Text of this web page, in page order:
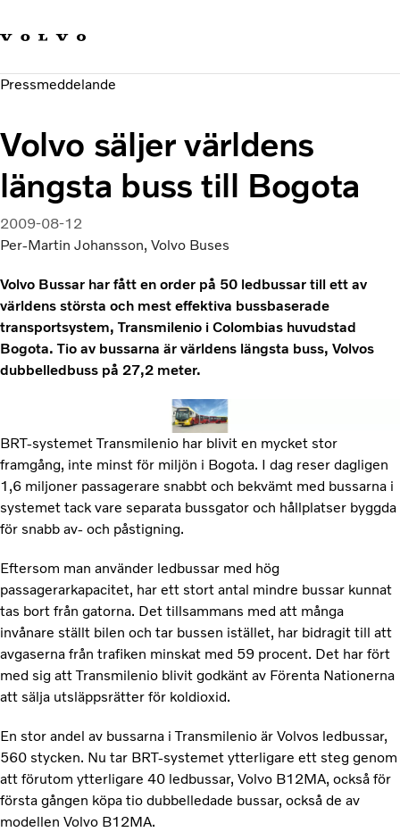
Hållbara transporter
Investerare
Nyheter och Media
Pressmeddelande
Volvo säljer världens
längsta buss till Bogota
2009-08-12
Per-Martin Johansson, Volvo Buses
Volvo Bussar har fått en order på 50 ledbussar till ett av
världens största och mest effektiva bussbaserade
transportsystem, Transmilenio i Colombias huvudstad
Bogota. Tio av bussarna är världens längsta buss, Volvos
dubbelledbuss på 27,2 meter.
BRT-systemet Transmilenio har blivit en mycket stor
framgång, inte minst för miljön i Bogota. I dag reser dagligen
1,6 miljoner passagerare snabbt och bekvämt med bussarna i
systemet tack vare separata bussgator och hållplatser byggda
för snabb av- och påstigning.
Eftersom man använder ledbussar med hög
passagerarkapacitet, har ett stort antal mindre bussar kunnat
tas bort från gatorna. Det tillsammans med att många
invånare ställt bilen och tar bussen istället, har bidragit till att
avgaserna från trafiken minskat med 59 procent. Det har fört
med sig att Transmilenio blivit godkänt av Förenta Nationerna
att sälja utsläppsrätter för koldioxid.
En stor andel av bussarna i Transmilenio är Volvos ledbussar,
560 stycken. Nu tar BRT-systemet ytterligare ett steg genom
att förutom ytterligare 40 ledbussar, Volvo B12MA, också för
första gången köpa tio dubbelledade bussar, också de av
modellen Volvo B12MA.